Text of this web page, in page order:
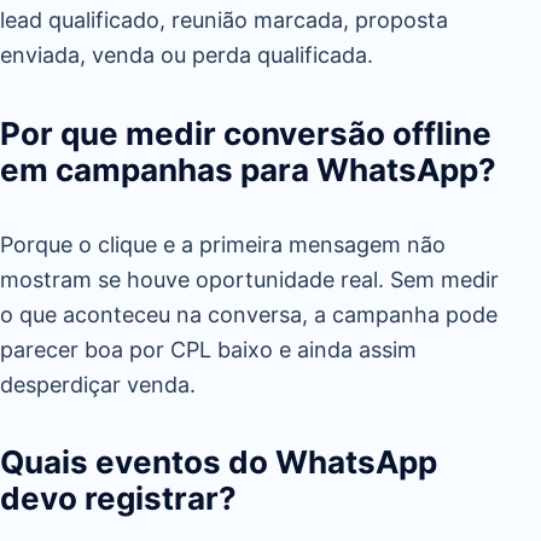
lead qualificado, reunião marcada, proposta
enviada, venda ou perda qualificada.
Por que medir conversão offline
em campanhas para WhatsApp?
Porque o clique e a primeira mensagem não
mostram se houve oportunidade real. Sem medir
o que aconteceu na conversa, a campanha pode
parecer boa por CPL baixo e ainda assim
desperdiçar venda.
Quais eventos do WhatsApp
devo registrar?